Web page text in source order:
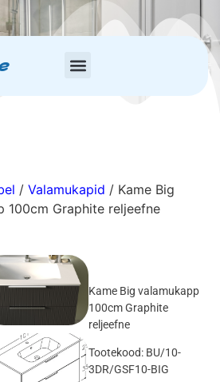
/ Valamukapid / Kame Big
100cm Graphite reljeefne
€
€
Kame Big valamukapp
100cm Graphite
reljeefne
Tootekood: BU/10-
3DR/GSF10-BIG